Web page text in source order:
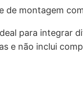
9
de montagem
para integrar
e não inclui